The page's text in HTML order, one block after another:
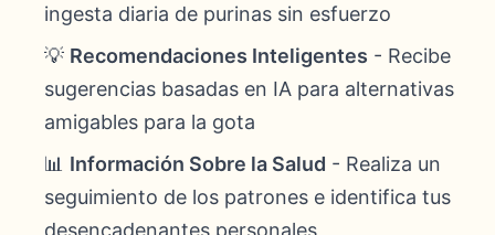
ingesta diaria de purinas sin esfuerzo
💡 Recomendaciones Inteligentes - Recibe
sugerencias basadas en IA para alternativas
amigables para la gota
📊 Información Sobre la Salud - Realiza un
seguimiento de los patrones e identifica tus
desencadenantes personales